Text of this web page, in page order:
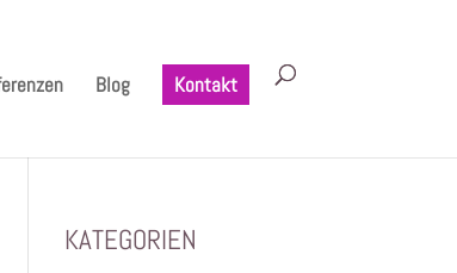
Blog Kontakt
KATEGORIEN